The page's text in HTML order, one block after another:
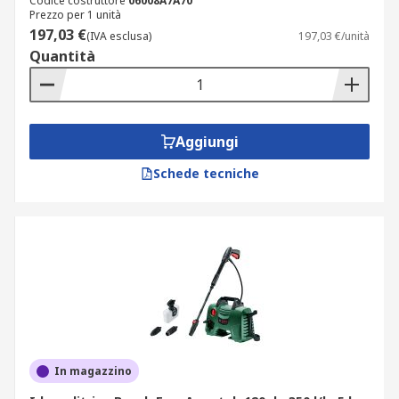
pulizia di attrezzature industriali, impianti
e macchinari, che spesso accumulano grasso
e oli. Le idropulitrici ad acqua calda sono
ideali per questo tipo di pulizia;
edifici, dove la potenza del getto permette di
rimuovere smog, muschio e sporco
per trattare superfici robuste;
rimozione di contaminanti su superfici di
grandi dimensioni come recinzioni, terrazzi
e pareti di giardini.
Inoltre, la disponibilità di accessori compatibili
con le idropulitrici ti permette di personalizzare
Prezzo per 1 unità
197,03 €(IVA esclusa) 197,03 €/unità
Quantità
Aggiungi
Schede tecniche
In magazzino